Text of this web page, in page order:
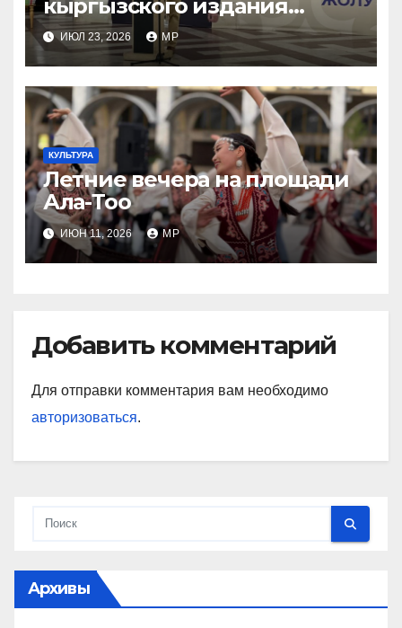
кыргызского издания
книги «Новый Узбекистан:
путь Шавката Мирзиеева»
ИЮЛ 23, 2026 MP
КУЛЬТУРА
Летние вечера на площади
Ала-Тоо
ИЮН 11, 2026 MP
Добавить комментарий
Для отправки комментария вам необходимо
авторизоваться.
Архивы